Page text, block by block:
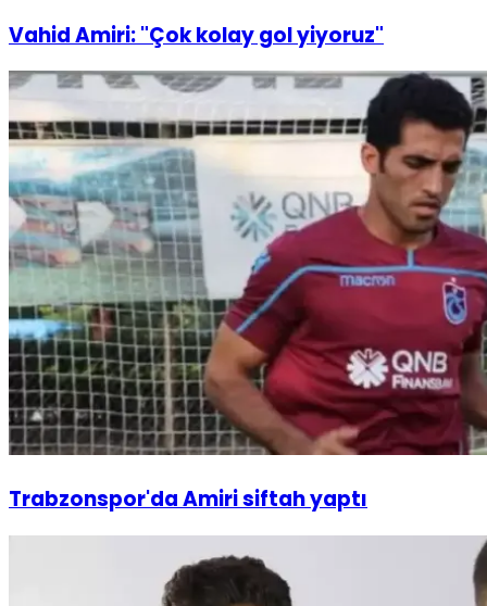
Vahid Amiri: "Çok kolay gol yiyoruz"
Trabzonspor'da Amiri siftah yaptı